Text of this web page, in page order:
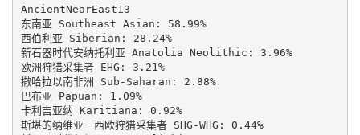
AncientNearEast13
东南亚 Southeast Asian: 58.99%
西伯利亚 Siberian: 28.24%
新石器时代安纳托利亚 Anatolia Neolithic: 3.96%
欧洲狩猎采集者 EHG: 3.21%
撒哈拉以南非洲 Sub-Saharan: 2.88%
巴布亚 Papuan: 1.09%
卡利吉亚纳 Karitiana: 0.92%
斯堪的纳维亚－西欧狩猎采集者 SHG-WHG: 0.44%